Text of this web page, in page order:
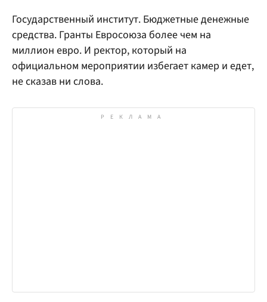
Государственный институт. Бюджетные денежные
средства. Гранты Евросоюза более чем на
миллион евро. И ректор, который на
официальном мероприятии избегает камер и едет,
не сказав ни слова.